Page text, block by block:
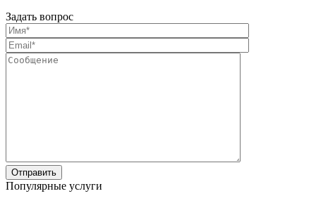
Задать вопрос
Популярные услуги